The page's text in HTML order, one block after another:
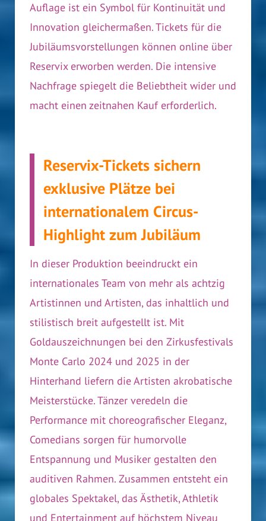
Auflage ist ein Symbol für Kontinuität und
Innovation gleichermaßen. Tickets für die
Jubiläumsvorstellungen können online über
Reservix erworben werden. Die intensive
Nachfrage spiegelt die Beliebtheit wider und
macht einen zeitnahen Kauf erforderlich.
Reservix-Tickets sichern
exklusive Plätze bei
internationalem Circus-
Highlight zum Jubiläum
In dieser Produktion beeindruckt ein
internationales Team von mehr als achtzig
Artistinnen und Artisten, das inhaltlich und
stilistisch breit aufgestellt ist. Mit
Goldauszeichnungen bei den Zirkusfestivals
Monte Carlo 2024 und 2025 in der
Hinterhand liefern die Artisten akrobatische
Meisterstücke. Tänzer veredeln die
Performance mit choreografischer Eleganz,
Comedians sorgen für humorvolle
Entspannung und Musiker gestalten den
auditiven Rahmen. Zusammen entsteht ein
globales Spektakel, das Ästhetik, Athletik
und Entertainment auf höchstem Niveau